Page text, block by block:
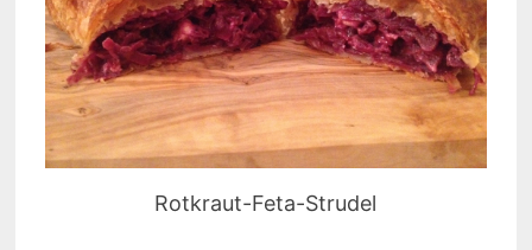
Rotkraut-Feta-Strudel